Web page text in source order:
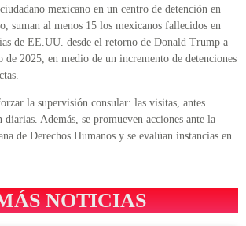
mexicano en un centro de detención en
suman al menos 15 los mexicanos fallecidos en
de EE.UU. desde el retorno de Donald Trump a
de 2025, en medio de un incremento de detenciones
la supervisión consular: las visitas, antes
diarias. Además, se promueven acciones ante la
de Derechos Humanos y se evalúan instancias en
NOTICIAS